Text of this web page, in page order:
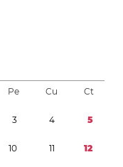
Pe Cu Ct
3 4 5
10 11 12